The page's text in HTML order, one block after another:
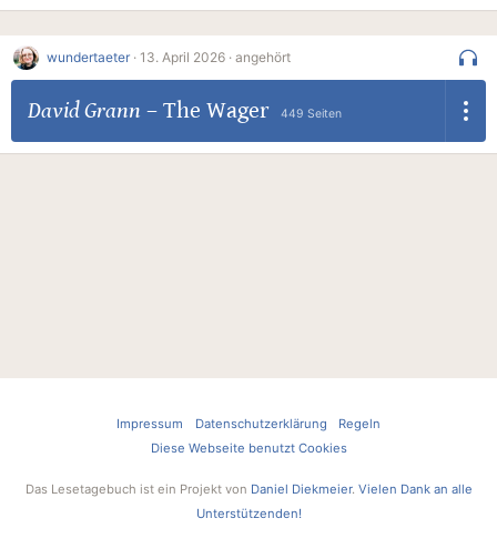
wundertaeter · 13. April 2026 · angehört
David Grann – The Wager 449 Seiten
Impressum Datenschutzerklärung
Regeln
Diese Webseite benutzt Cookies
Das Lesetagebuch ist ein Projekt von Daniel Diekmeier. Vielen Dank an alle
Unterstützenden!